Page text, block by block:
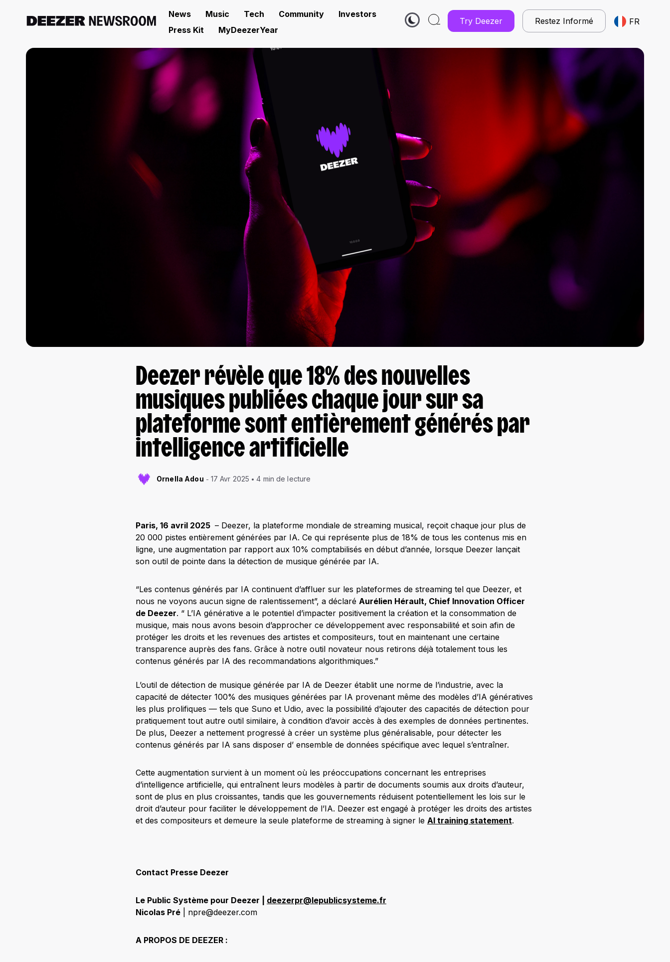
News Music Tech Community
Investors
Press Kit
MyDeezerYear
Try Deezer Restez Informé FR
Deezer révèle que 18% des nouvelles
musiques publiées chaque jour sur sa
plateforme sont entièrement générés par
intelligence artificielle
Ornella Adou 17 Avr 2025 4 min de lecture
Paris, 16 avril 2025 – Deezer, la plateforme mondiale de streaming musical, reçoit chaque jour plus de
20 000 pistes entièrement générées par IA. Ce qui représente plus de 18% de tous les contenus mis en
ligne, une augmentation par rapport aux 10% comptabilisés en début d’année, lorsque Deezer lançait
son outil de pointe dans la détection de musique générée par IA.
“Les contenus générés par IA continuent d’affluer sur les plateformes de streaming tel que Deezer, et
nous ne voyons aucun signe de ralentissement”, a déclaré Aurélien Hérault, Chief Innovation Officer
de Deezer. “ L’IA générative a le potentiel d’impacter positivement la création et la consommation de
musique, mais nous avons besoin d’approcher ce développement avec responsabilité et soin afin de
protéger les droits et les revenues des artistes et compositeurs, tout en maintenant une certaine
transparence auprès des fans. Grâce à notre outil novateur nous retirons déjà totalement tous les
contenus générés par IA des recommandations algorithmiques.”
L’outil de détection de musique générée par IA de Deezer établit une norme de l’industrie, avec la
capacité de détecter 100% des musiques générées par IA provenant même des modèles d’IA génératives
les plus prolifiques — tels que Suno et Udio, avec la possibilité d’ajouter des capacités de détection pour
pratiquement tout autre outil similaire, à condition d’avoir accès à des exemples de données pertinentes.
De plus, Deezer a nettement progressé à créer un système plus généralisable, pour détecter les
contenus générés par IA sans disposer d’ ensemble de données spécifique avec lequel s’entraîner.
Cette augmentation survient à un moment où les préoccupations concernant les entreprises
d’intelligence artificielle, qui entraînent leurs modèles à partir de documents soumis aux droits d’auteur,
sont de plus en plus croissantes, tandis que les gouvernements réduisent potentiellement les lois sur le
droit d’auteur pour faciliter le développement de l’IA. Deezer est engagé à protéger les droits des artistes
et des compositeurs et demeure la seule plateforme de streaming à signer le AI training statement.
Contact Presse Deezer
Le Public Système pour Deezer | deezerpr@lepublicsysteme.fr
Nicolas Pré | npre@deezer.com
A PROPOS DE DEEZER :